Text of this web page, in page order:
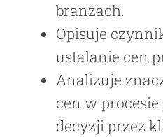
branżach.
Opisuje
ustalanie cen
Analizuje
cen w
decyzji przez